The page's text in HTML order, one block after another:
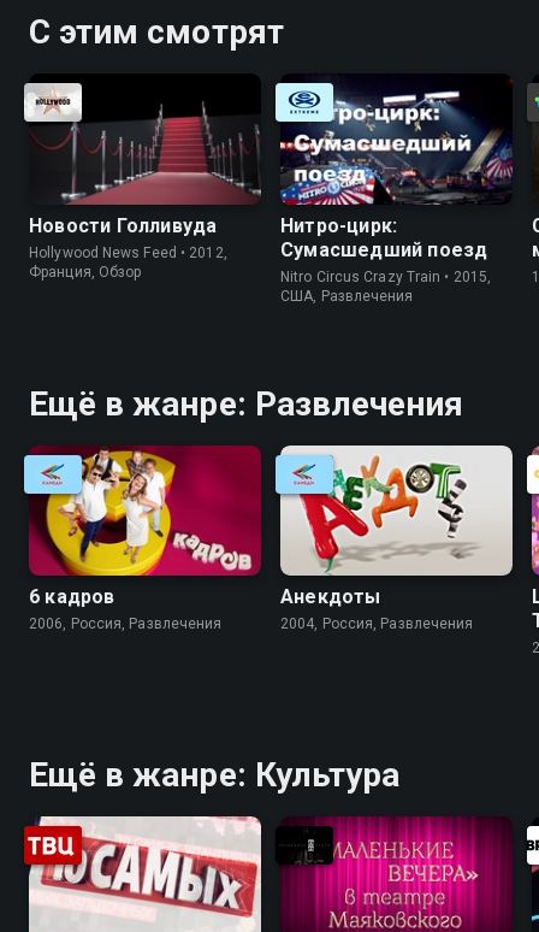
С этим смотрят
Новости Голливуда
Hollywood News Feed • 2012,
Франция, Обзор
Нитро-цирк:
Сумасшедший поезд
Nitro Circus Crazy Train • 2015,
США, Развлечения
Ещё в жанре: Развлечения
6 кадров
2006, Россия, Развлечения
Анекдоты
2004, Россия, Развлечения
Ещё в жанре: Культура